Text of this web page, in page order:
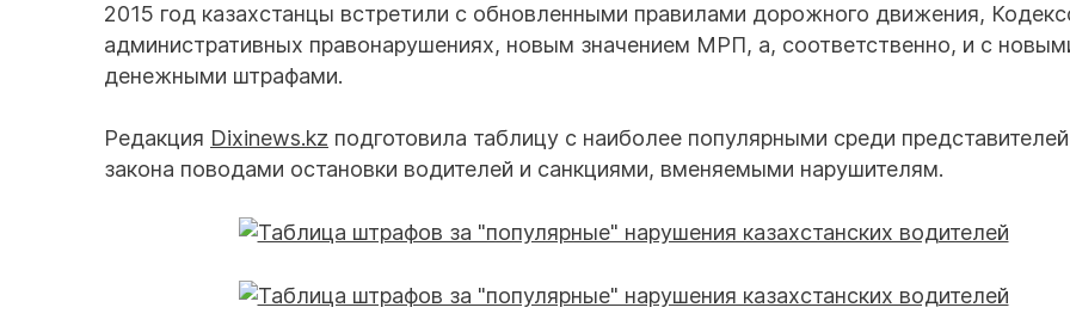
2015 год казахстанцы встретили с обновленными правилами дорожного движения,
административных правонарушениях, новым значением МРП, а, соответственно, и с
денежными штрафами.
Редакция Dixinews.kz подготовила таблицу с наиболее популярными среди представителей
закона поводами остановки водителей и санкциями, вменяемыми нарушителям.